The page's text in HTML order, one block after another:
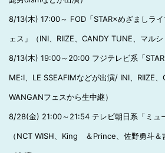
8/13(木) 17:00～ FOD「STAR×めざましラ
ェス」（INI、RIIZE、CANDY TUNE、マルシ
8/13(木) 19:00～20:00 フジテレビ系「STAR
ME:I、LE SSEAFIMなどが出演/ INI、RIIZE
WANGANフェスから生中継）
8/28(金) 21:00～21:54 テレビ朝日系「ミュ
（NCT WISH、King ＆Prince、佐野勇斗